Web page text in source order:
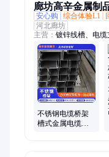
廊坊高辛金属制
安心购
综合体验L1
河北廊坊
主营： 镀锌线槽、电
架、铝合金电缆桥架
架、防火电缆桥架、
不锈钢电缆桥架、
距桥架、喷塑槽式桥
桥架、304不锈钢走线
不锈钢电缆桥架
槽式金属电缆桥